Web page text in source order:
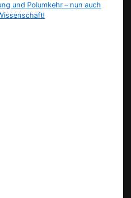
und Polumkehr – nun auch